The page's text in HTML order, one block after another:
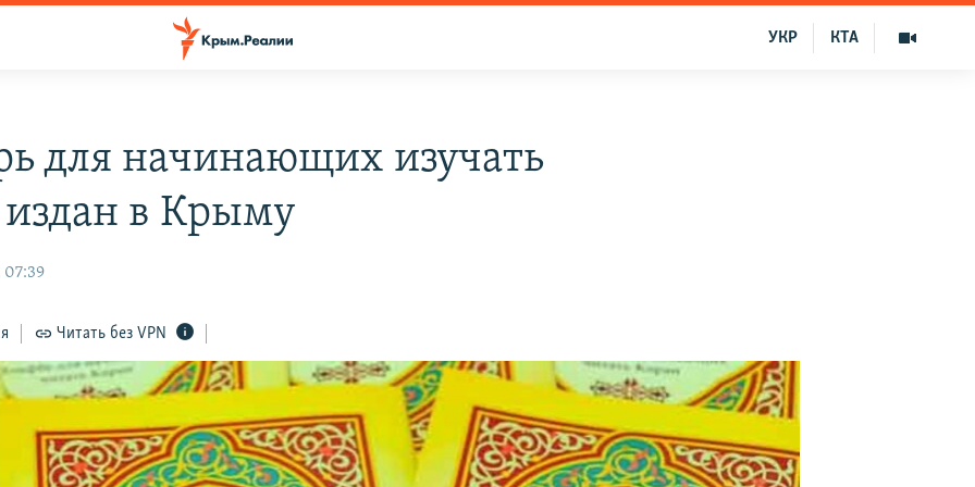
КТА
УКР
для начинающих изучать
в Крыму
07:39
Читать без VPN